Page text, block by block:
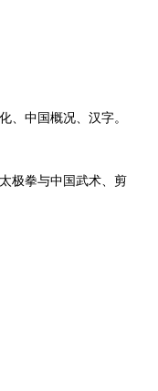
、中国概况、汉字。
极拳与中国武术、剪